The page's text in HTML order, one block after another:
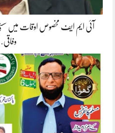
آئی ایم ایف مخصوص اوقات میں